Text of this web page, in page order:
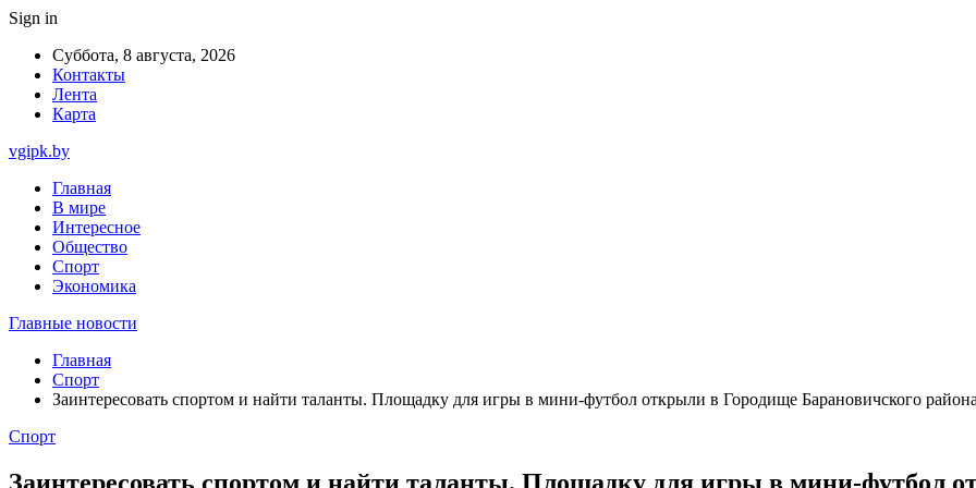
Sign in
Суббота, 8 августа, 2026
Контакты
Лента
Карта
vgipk.by
Главная
В мире
Интересное
Общество
Спорт
Экономика
Главные новости
Главная
Спорт
Заинтересовать спортом и найти таланты. Площадку для игры в мини-футбол открыли в Городище Барановичского района
Спорт